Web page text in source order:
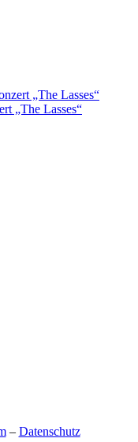
„The Lasses“
„The Lasses“
– Datenschutz